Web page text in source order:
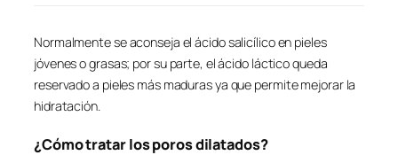
Normalmente se aconseja el ácido salicílico en pieles
jóvenes o grasas; por su parte, el ácido láctico queda
reservado a pieles más maduras ya que permite mejorar la
hidratación.
¿Cómo tratar los poros dilatados?